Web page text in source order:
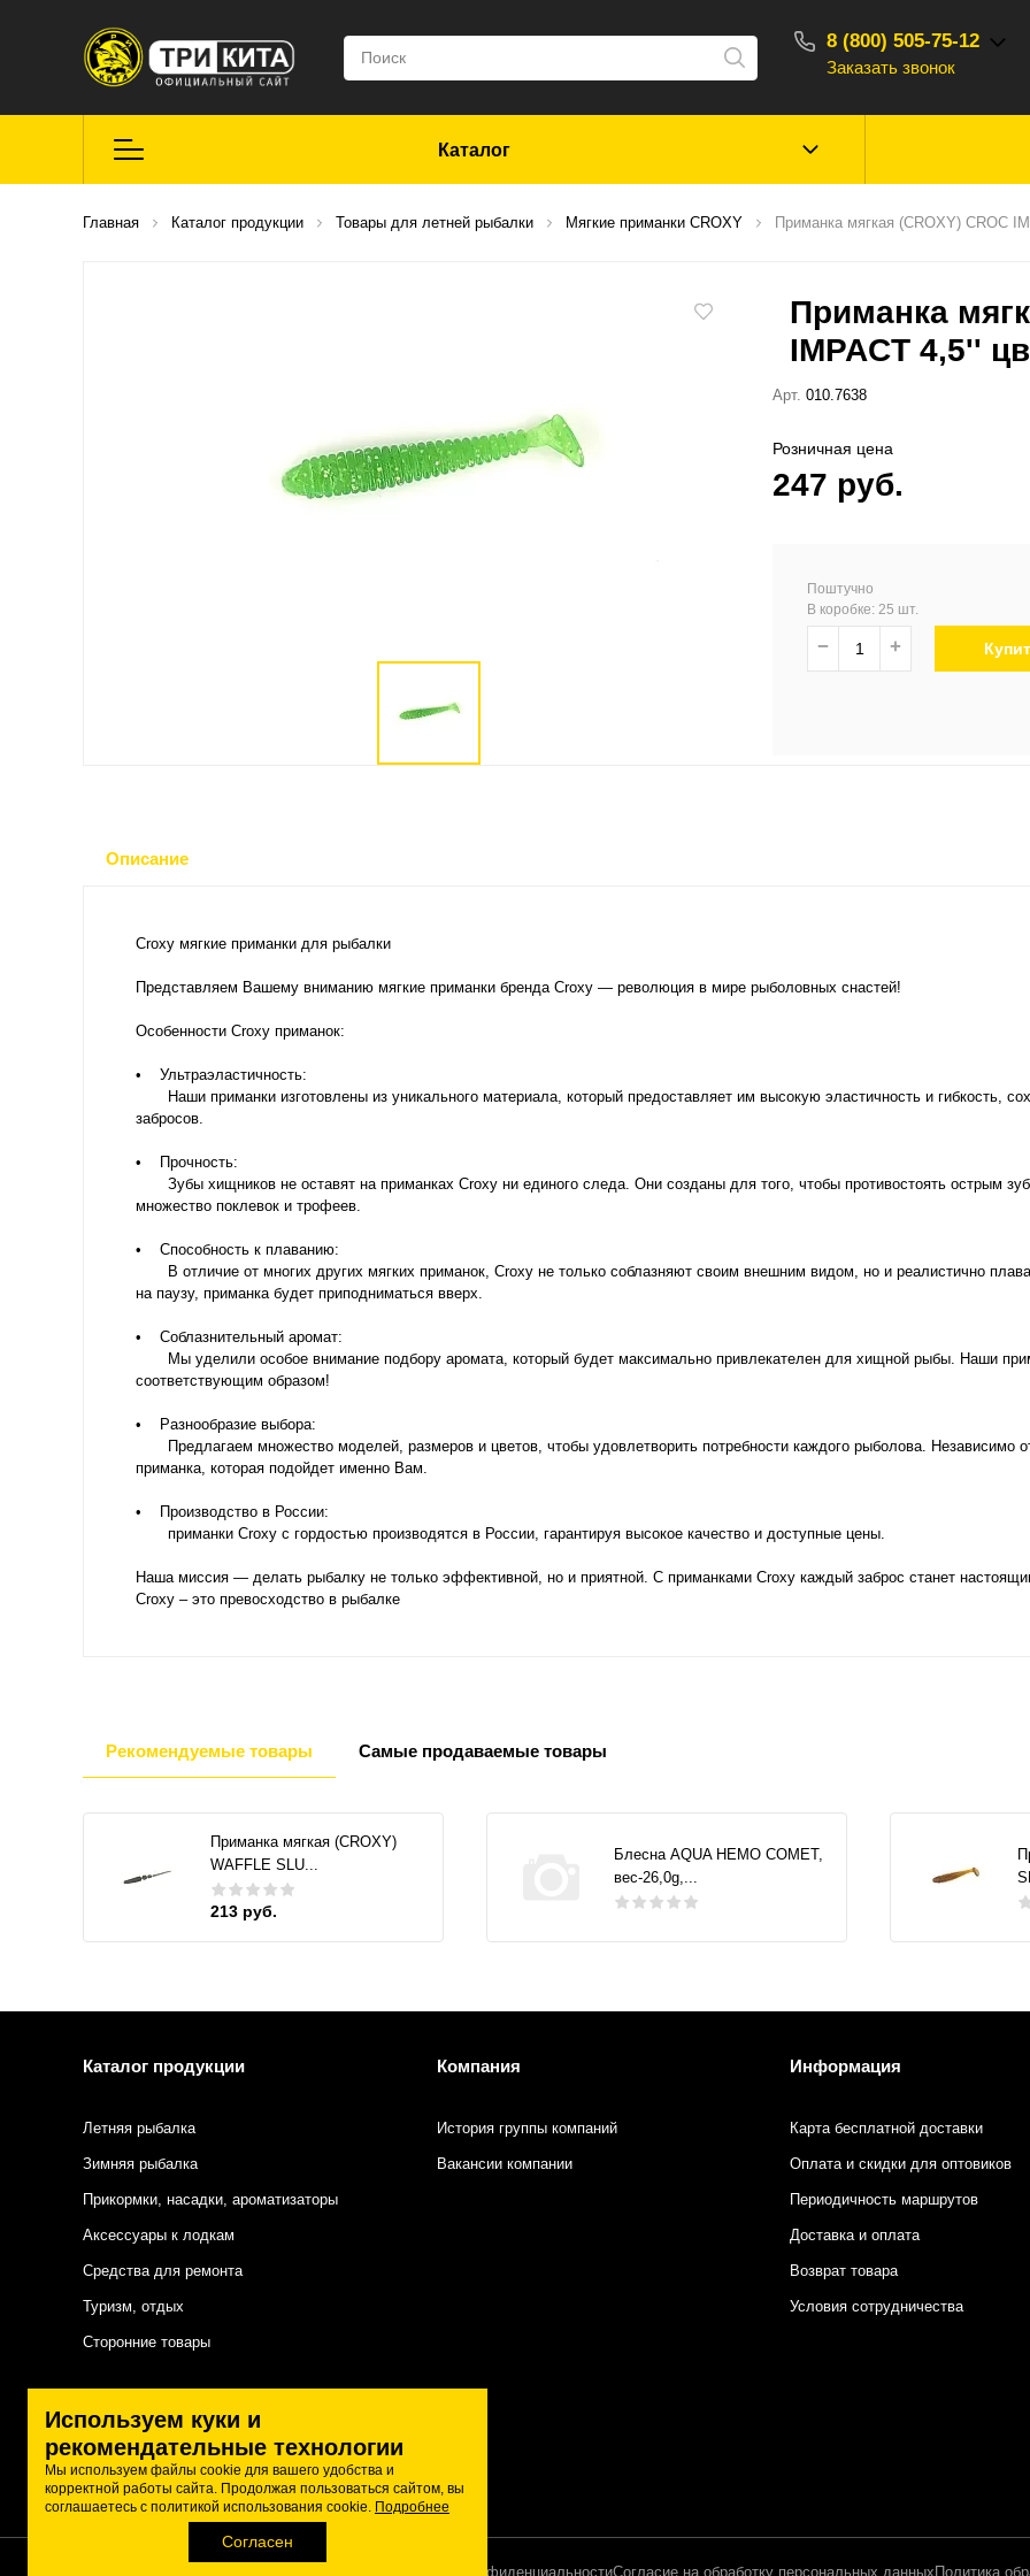
8 (800) 505-75-12
Заказать звонок
Каталог
ароматизаторы
Сторонние
Главная Каталог продукции Товары для летней рыбалки Мягкие приманки CROXY Приманка мягкая (CROXY) CROC
Приманка
IMPACT 4,5''
Арт. 010.7638
Розничная цена
247 руб.
Поштучно
В коробке: 25 шт.
− +
Описание
Croxy мягкие приманки для рыбалки
Представляем Вашему вниманию мягкие приманки бренда Croxy — революция в мире рыболовных снастей!
Особенности Croxy приманок:
• Ультраэластичность:
Наши приманки изготовлены из уникального материала, который предоставляет им высокую эластичность и гибкость,
забросов.
• Прочность:
Зубы хищников не оставят на приманках Croxy ни единого следа. Они созданы для того, чтобы противостоять острым
множество поклевок и трофеев.
• Способность к плаванию:
В отличие от многих других мягких приманок, Croxy не только соблазняют своим внешним видом, но и реалистично
на паузу, приманка будет приподниматься вверх.
• Соблазнительный аромат:
Мы уделили особое внимание подбору аромата, который будет максимально привлекателен для хищной рыбы. Наши
соответствующим образом!
• Разнообразие выбора:
Предлагаем множество моделей, размеров и цветов, чтобы удовлетворить потребности каждого рыболова. Независимо
приманка, которая подойдет именно Вам.
• Производство в России:
приманки Croxy с гордостью производятся в России, гарантируя высокое качество и доступные цены.
Наша миссия — делать рыбалку не только эффективной, но и приятной. С приманками Croxy каждый заброс станет
Croxy – это превосходство в рыбалке
Рекомендуемые товары Самые продаваемые товары
Приманка мягкая (CROXY)
WAFFLE SLU...
213 руб.
Блесна AQUA НЕМО COMET,
вес-26,0g,...
Каталог продукции
Летняя рыбалка
Зимняя рыбалка
Прикормки, насадки, ароматизаторы
Аксессуары к лодкам
Средства для ремонта
Туризм, отдых
Сторонние товары
Компания
История группы компаний
Вакансии компании
Информация
Карта бесплатной доставки
Оплата и скидки для оптовиков
Периодичность маршрутов
Доставка и оплата
Возврат товара
Условия сотрудничества
Используем куки и
рекомендательные технологии
Мы используем файлы cookie для вашего удобства и
корректной работы сайта. Продолжая пользоваться сайтом, вы
соглашаетесь с политикой использования cookie. Подробнее
Согласен